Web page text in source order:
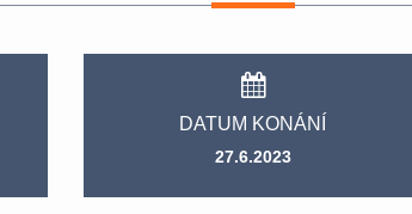
DATUM KONÁNÍ
27.6.2023